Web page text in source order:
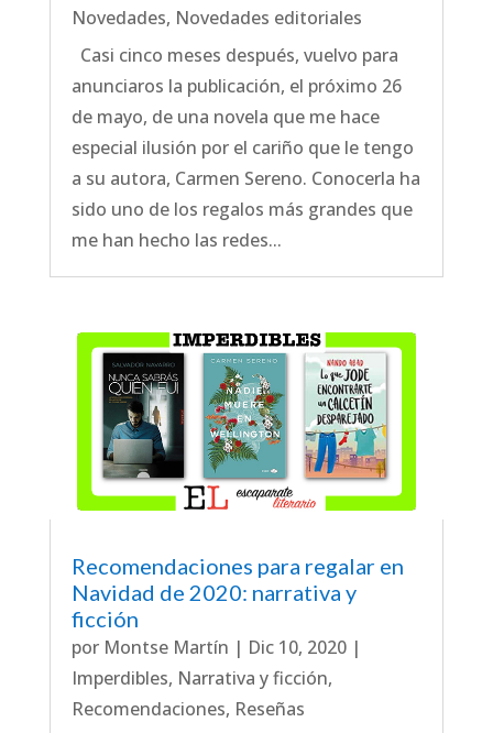
Novedades, Novedades editoriales
Casi cinco meses después, vuelvo para
anunciaros la publicación, el próximo 26
de mayo, de una novela que me hace
especial ilusión por el cariño que le tengo
a su autora, Carmen Sereno. Conocerla ha
sido uno de los regalos más grandes que
me han hecho las redes...
Recomendaciones para regalar en
Navidad de 2020: narrativa y
ficción
por Montse Martín | Dic 10, 2020|
Imperdibles, Narrativa y ficción,
Recomendaciones, Reseñas